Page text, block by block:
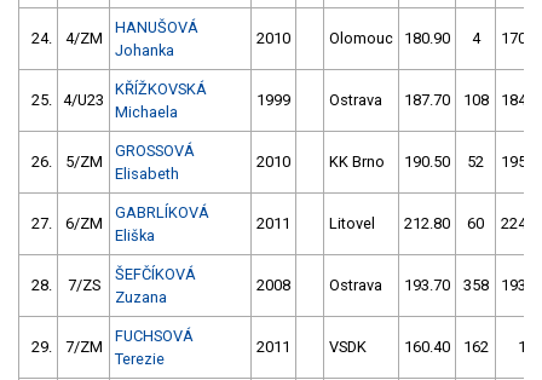
24. 4/ZM
HANUŠOVÁ
Johanka
2010 Olomouc 180.90 4
25. 4/U23
KŘÍŽKOVSKÁ
Michaela
1999 Ostrava 187.70 108
26. 5/ZM
GROSSOVÁ
Elisabeth
2010 KK Brno 190.50 52
27. 6/ZM
GABRLÍKOVÁ
Eliška
2011 Litovel 212.80 60
28. 7/ZS
ŠEFČÍKOVÁ
Zuzana
2008 Ostrava 193.70 358
29. 7/ZM
FUCHSOVÁ
Terezie
2011 VSDK 160.40 162